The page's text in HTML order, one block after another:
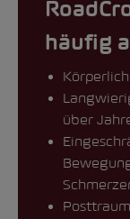
häufig
über